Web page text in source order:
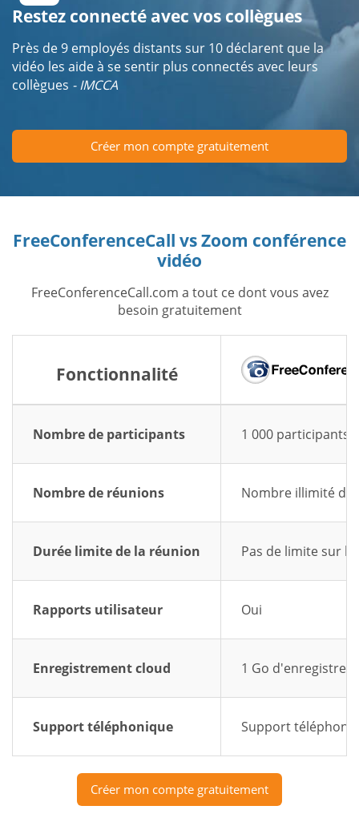
Restez connecté avec vos collègues
Près de 9 employés distants sur 10 déclarent que la
vidéo les aide à se sentir plus connectés avec leurs
collègues - IMCCA
Créer mon compte gratuitement
FreeConferenceCall vs Zoom conférence
vidéo
FreeConferenceCall.com a tout ce dont vous avez
besoin gratuitement
Fonctionnalité
Nombre de participants 1 000 participants
Nombre de réunions Nombre illimité de
Durée limite de la réunion Pas de limite sur
Rapports utilisateur Oui
Enregistrement cloud 1 Go
Support téléphonique Support
Créer mon compte gratuitement